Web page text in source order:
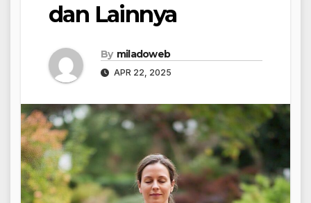
dan Lainnya
By miladoweb
APR 22, 2025